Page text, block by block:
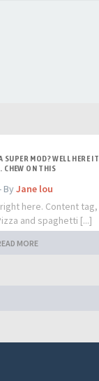
SUPER MOD? WELL HERE IT
CHEW ON THIS
By Jane lou
here. Content tag,
and spaghetti [...]
MORE